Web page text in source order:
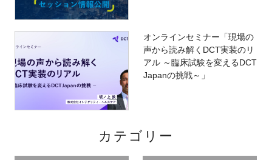
オンラインセミナー「現場の
声から読み解くDCT実装のリ
アル ～臨床試験を変えるDCT
Japanの挑戦～」
カテゴリー